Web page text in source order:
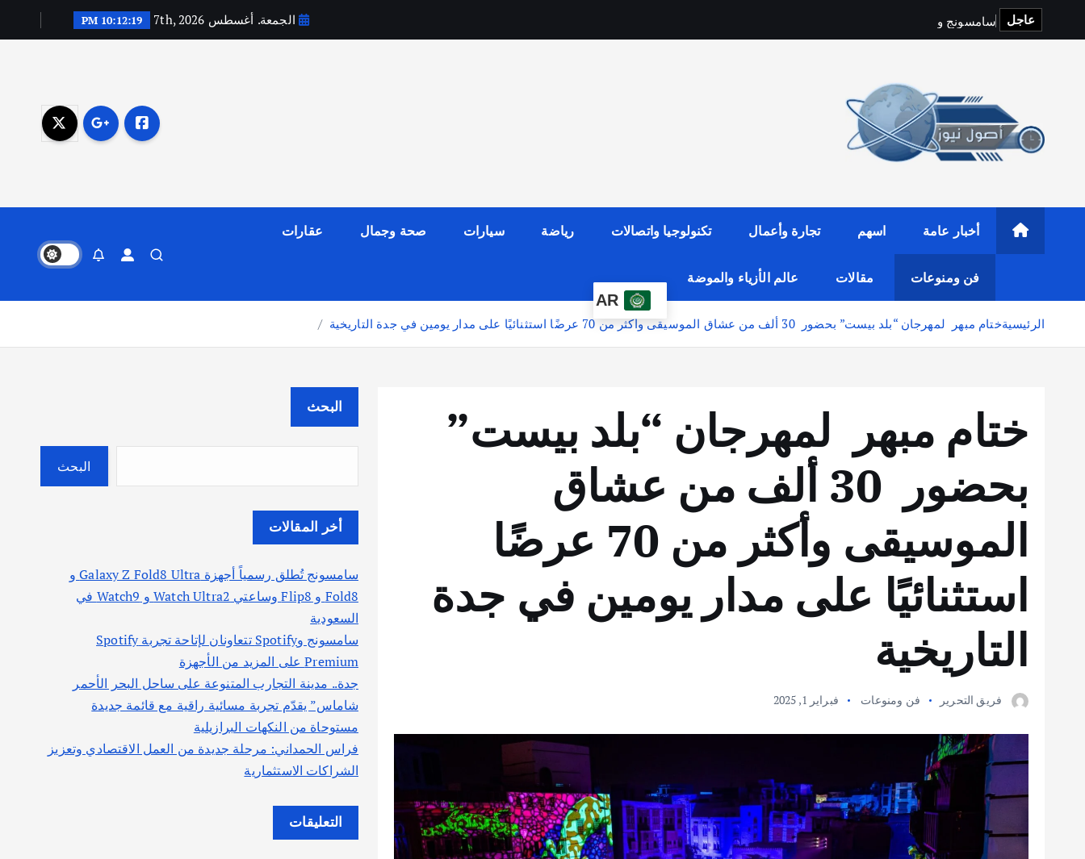
ى
عاجل سامسونج و الجمعة. أغسطس 7th, 2026 10:12:20 PM
أخبار عامة اسهم تجارة وأعمال تكنولوجيا واتصالات رياضة سيارات صحة وجمال عقارات
فن ومنوعات مقالات
عالم الأزياء والموضة
AR
الرئيسيةختام مبهر لمهرجان “بلد بيست” بحضور 30 ألف من عشاق الموسيقى وأكثر من 70 عرضًا استثنائيًا على مدار يومين في جدة التاريخية
ختام مبهر لمهرجان “بلد بيست”
بحضور 30 ألف من عشاق
الموسيقى وأكثر من 70 عرضًا
استثنائيًا على مدار يومين في جدة
التاريخية
فريق التحرير فن ومنوعات فبراير 1, 2025
البحث
البحث
أخر المقالات
سامسونج تُطلق رسمياً أجهزة Galaxy Z Fold8 Ultra و
Fold8 و Flip8 وساعتي Watch Ultra2 و Watch9 في
السعودية
سامسونج وSpotify تتعاونان لإتاحة تجربة Spotify
Premium على المزيد من الأجهزة
جدة.. مدينة التجارب المتنوعة على ساحل البحر الأحمر
شاماس” يقدّم تجربة مسائية راقية مع قائمة جديدة
مستوحاة من النكهات البرازيلية
فراس الحمداني: مرحلة جديدة من العمل الاقتصادي وتعزيز
الشراكات الاستثمارية
التعليقات